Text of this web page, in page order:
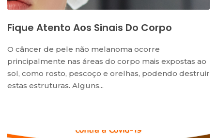
Fique Atento Aos Sinais Do Corpo
O câncer de pele não melanoma ocorre
principalmente nas áreas do corpo mais expostas ao
sol, como rosto, pescoço e orelhas, podendo destruir
estas estruturas. Alguns...